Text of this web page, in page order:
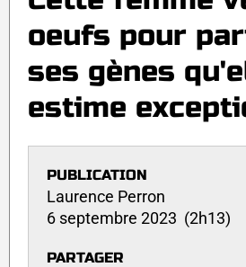
oeufs pour
ses gènes
estime
PUBLICATION
Laurence Perron
6 septembre 2023 (2h13)
PARTAGER